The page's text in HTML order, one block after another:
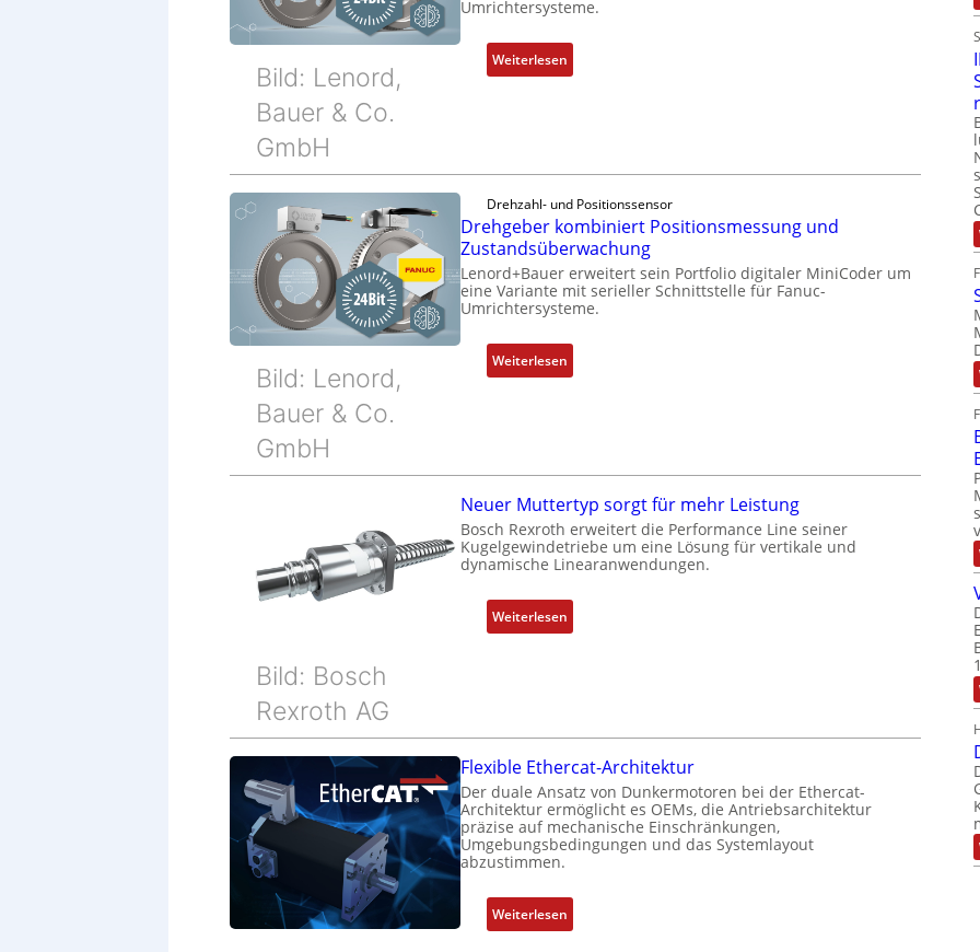
Bild: Lenord,
Bauer & Co.
GmbH
Umrichtersysteme.
Weiterlesen:
D
g
e
b
e
k
o
b
i
r
o
s
i
s
s
u
n
n
d
Bild: Lenord,
Bauer & Co.
GmbH
Drehzahl- und Positionssensor
Drehgeber kombiniert Positionsmessung und
Zustandsüberwachung
Lenord+Bauer erweitert sein Portfolio digitaler MiniCoder um
eine Variante mit serieller Schnittstelle für Fanuc-
Umrichtersysteme.
Weiterlesen:
D
g
e
e
r
o
m
r
t
P
o
t
i
Bild: Bosch
Rexroth AG
Neuer Muttertyp sorgt für mehr Leistung
Bosch Rexroth erweitert die Performance Line seiner
Kugelgewindetriebe um eine Lösung für vertikale und
dynamische Linearanwendungen.
Weiterlesen:
N
u
t
t
e
y
Flexible Ethercat-Architektur
Der duale Ansatz von Dunkermotoren bei der Ethercat-
Architektur ermöglicht es OEMs, die Antriebsarchitektur
präzise auf mechanische Einschränkungen,
Umgebungsbedingungen und das Systemlayout
abzustimmen.
Weiterlesen:
F